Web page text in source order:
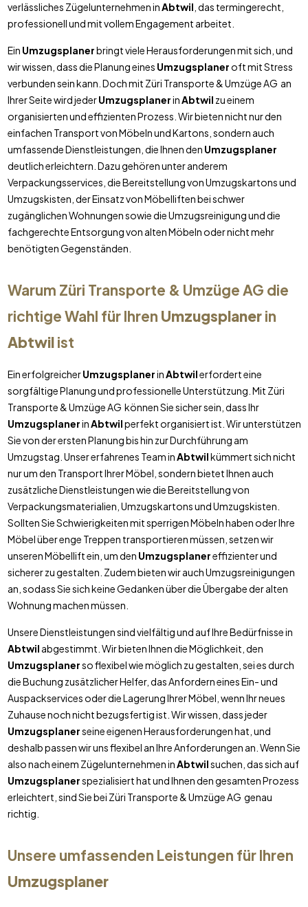
verlässliches Zügelunternehmen inAbtwil , das termingerecht,
professionell und mit vollem Engagement arbeitet.
Ein Umzugsplanerbringt viele Herausforderungen mit sich, und
wir wissen, dass die Planung eines Umzugsplaneroft mit Stress
verbunden sein kann. Doch mit Züri Transporte & Umzüge AG an
Ihrer Seite wird jederUmzugsplanerinAbtwil zu einem
organisierten und effizienten Prozess. Wir bieten nicht nur den
einfachen Transport von Möbeln und Kartons, sondern auch
umfassende Dienstleistungen, die Ihnen den Umzugsplaner
deutlich erleichtern. Dazu gehören unter anderem
Verpackungsservices, die Bereitstellung von Umzugskartons und
Umzugskisten, der Einsatz von Möbelliften bei schwer
zugänglichen Wohnungen sowie die Umzugsreinigung und die
fachgerechte Entsorgung von alten Möbeln oder nicht mehr
benötigten Gegenständen.
Warum Züri Transporte & Umzüge AG die
richtige Wahl für Ihren Umzugsplanerin
Abtwilist
Ein erfolgreicherUmzugsplanerinAbtwilerfordert eine
sorgfältige Planung und professionelle Unterstützung. Mit Züri
Transporte & Umzüge AG können Sie sicher sein, dass Ihr
UmzugsplanerinAbtwilperfekt organisiert ist. Wir unterstützen
Sie von der ersten Planung bis hin zur Durchführung am
Umzugstag. Unser erfahrenes Team inAbtwilkümmert sich nicht
nur um den Transport Ihrer Möbel, sondern bietet Ihnen auch
zusätzliche Dienstleistungen wie die Bereitstellung von
Verpackungsmaterialien, Umzugskartons und Umzugskisten.
Sollten Sie Schwierigkeiten mit sperrigen Möbeln haben oder Ihre
Möbel über enge Treppen transportieren müssen, setzen wir
unseren Möbellift ein, um den Umzugsplanereffizienter und
sicherer zu gestalten. Zudem bieten wir auch Umzugsreinigungen
an, sodass Sie sich keine Gedanken über die Übergabe der alten
Wohnung machen müssen.
Unsere Dienstleistungen sind vielfältig und auf Ihre Bedürfnisse in
Abtwil abgestimmt. Wir bieten Ihnen die Möglichkeit, den
Umzugsplanerso flexibel wie möglich zu gestalten, sei es durch
die Buchung zusätzlicher Helfer, das Anfordern eines Ein- und
Auspackservices oder die Lagerung Ihrer Möbel, wenn Ihr neues
Zuhause noch nicht bezugsfertig ist. Wir wissen, dass jeder
Umzugsplanerseine eigenen Herausforderungen hat, und
deshalb passen wir uns flexibel an Ihre Anforderungen an. Wenn Sie
also nach einem Zügelunternehmen inAbtwilsuchen, das sich auf
Umzugsplanerspezialisiert hat und Ihnen den gesamten Prozess
erleichtert, sind Sie bei Züri Transporte & Umzüge AG genau
richtig.
Unsere umfassenden Leistungen für Ihren
Umzugsplaner